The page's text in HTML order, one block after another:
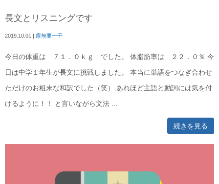
長文とリスニングです
2019.10.01 | 露無要一千
今日の体重は ７１．０ｋｇ でした。 体脂肪率は ２２．０％ 今
日は中学１年生が長文に挑戦しました。 本当に単語をつなぎ合わせ
ただけのお粗末な和訳でした（笑） あれほど主語と動詞には気を付
けるように！！ と言いながら文法 ...
続きを見る